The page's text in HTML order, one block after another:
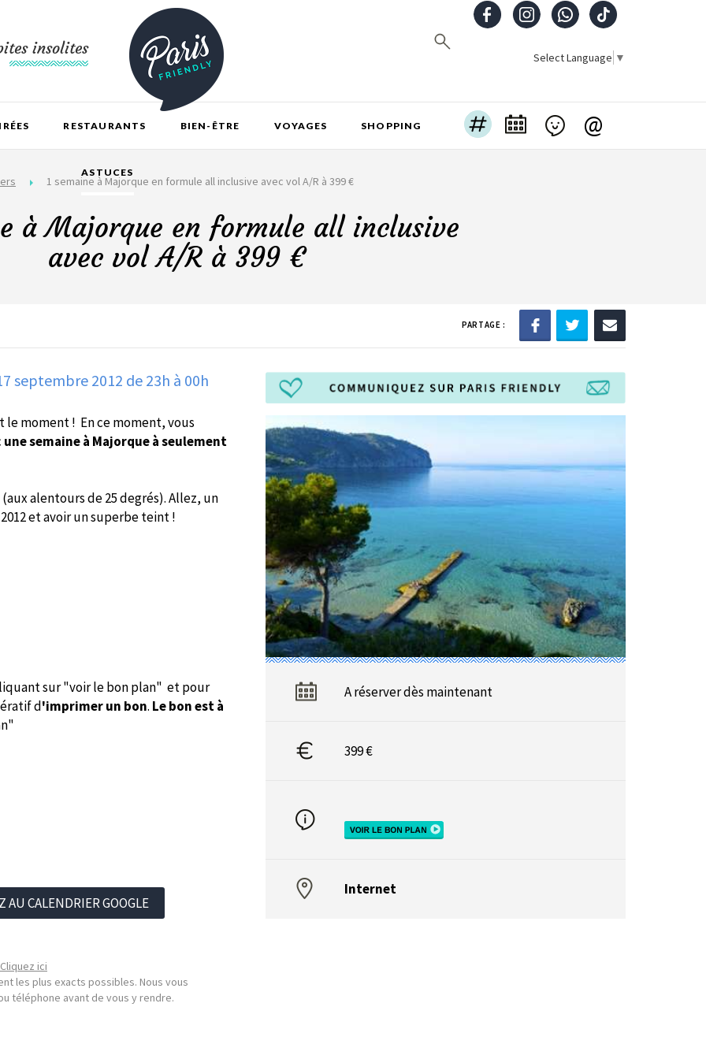
insolites Select Language ▼
RESTAURANTS BIEN-ÊTRE VOYAGES SHOPPING
ASTUCES
@
1 semaine à Majorque en formule all inclusive avec vol A/R à 399 €
à Majorque en formule all inclusive
avec vol A/R à 399 €
PARTAGE :
septembre 2012 de 23h à 00h
le moment ! En ce moment, vous
une semaine à Majorque à seulement
alentours de 25 degrés). Allez, un
et avoir un superbe teint !
sur "voir le bon plan" et pour
d'imprimer un bon. Le bon est à
AU CALENDRIER GOOGLE
Cliquez ici
les plus exacts possibles. Nous vous
téléphone avant de vous y rendre.
A réserver dès maintenant
399 €
Internet